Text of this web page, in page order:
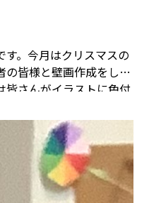
す。今月はクリスマスの
の皆様と壁画作成をしま
皆さんがイラストに色付